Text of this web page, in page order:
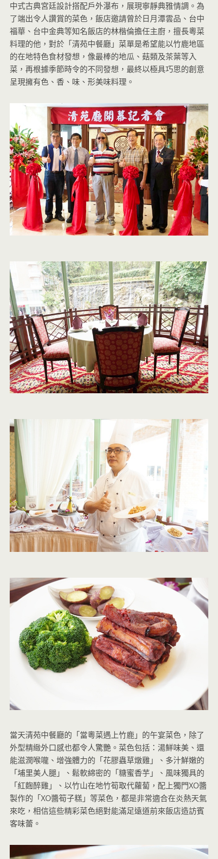
中式古典宮廷設計搭配戶外瀑布，展現寧靜典雅情調。為
了端出令人讚賞的菜色，飯店邀請曾於日月潭雲品、台中
福華、台中金典等知名飯店的林楷倫擔任主廚，擅長粵菜
料理的他，對於「清苑中餐廳」菜單是希望能以竹鹿地區
的在地特色食材發想，像最棒的地瓜、菇類及茶葉等入
菜，再根據季節時令的不同發想，最終以極具巧思的創意
呈現擁有色、香、味、形美味料理。
當天清苑中餐廳的「當粵菜遇上竹鹿」的午宴菜色，除了
外型精緻外口感也都令人驚艷。菜色包括：湯鮮味美、還
能滋潤喉嚨、增強體力的「花膠蟲草燉雞」、多汁鮮嫩的
「埔里美人腿」、鬆軟綿密的「糖蜜香芋」、風味獨具的
「紅麴醉雞」、以竹山在地竹筍取代蘿蔔，配上獨門XO醬
製作的「XO醬筍子糕」等菜色，都是非常適合在炎熱天氣
來吃，相信這些精彩菜色絕對能滿足遠道前來飯店造訪賓
客味蕾。